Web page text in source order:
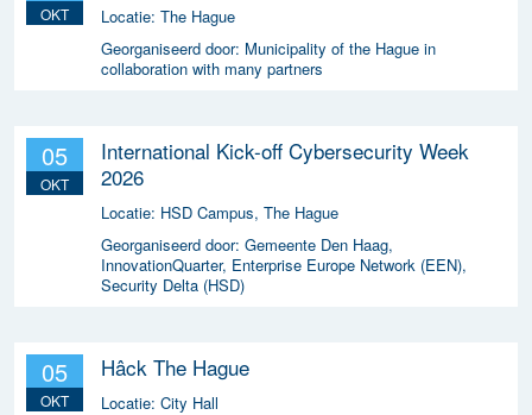
OKT Locatie: The Hague
Georganiseerd door: Municipality of the Hague in
collaboration with many partners
05
OKT
International Kick-off Cybersecurity Week
2026
Locatie: HSD Campus, The Hague
Georganiseerd door: Gemeente Den Haag,
InnovationQuarter, Enterprise Europe Network (EEN),
Security Delta (HSD)
05
OKT
Hâck The Hague
Locatie: City Hall